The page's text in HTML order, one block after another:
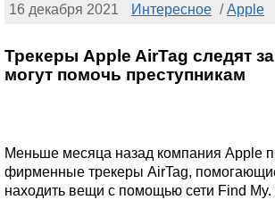
16 декабря 2021 Интересное /Apple
Трекеры Apple AirTag следят
могут помочь преступникам
Меньше месяца назад компания Apple
фирменные трекеры AirTag,
находить вещи с помощью сети Find My.